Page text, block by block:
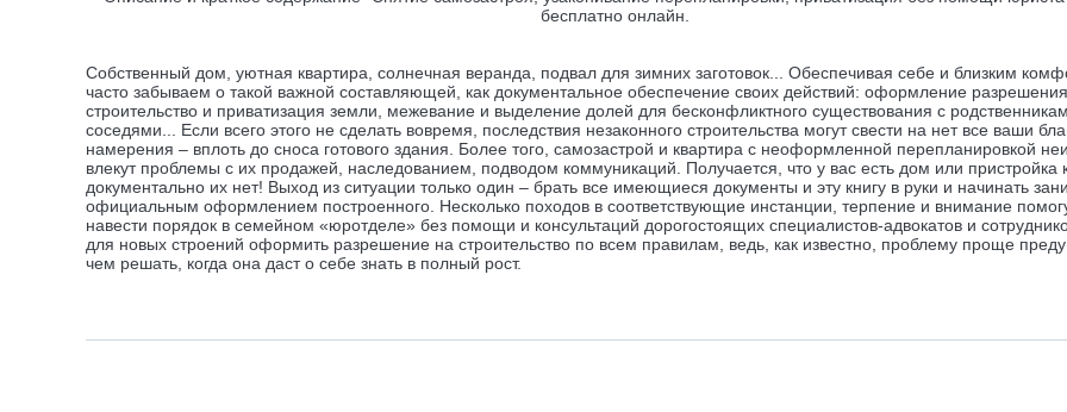
бесплатно онлайн.
Собственный дом, уютная квартира, солнечная веранда, подвал для зимних заготовок... Обеспечивая себе и близким
часто забываем о такой важной составляющей, как документальное обеспечение своих действий: оформление
строительство и приватизация земли, межевание и выделение долей для бесконфликтного существования с
соседями... Если всего этого не сделать вовремя, последствия незаконного строительства могут свести на нет все ваши
намерения – вплоть до сноса готового здания. Более того, самозастрой и квартира с неоформленной перепланировкой
влекут проблемы с их продажей, наследованием, подводом коммуникаций. Получается, что у вас есть дом или пристройка
документально их нет! Выход из ситуации только один – брать все имеющиеся документы и эту книгу в руки и начинать
официальным оформлением построенного. Несколько походов в соответствующие инстанции, терпение и внимание
навести порядок в семейном «юротделе» без помощи и консультаций дорогостоящих специалистов-адвокатов и
для новых строений оформить разрешение на строительство по всем правилам, ведь, как известно, проблему проще
чем решать, когда она даст о себе знать в полный рост.